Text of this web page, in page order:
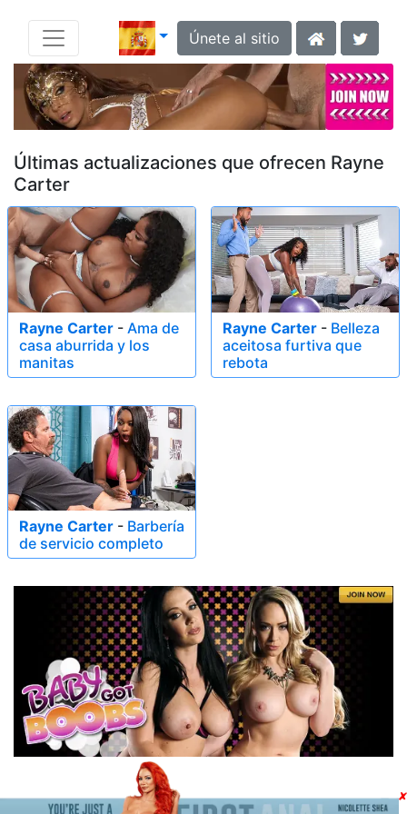
Únete al sitio
Últimas actualizaciones que ofrecen Rayne
Carter
Rayne Carter - Ama de
casa aburrida y los
manitas
Rayne Carter - Belleza
aceitosa furtiva que
rebota
Rayne Carter - Barbería
de servicio completo